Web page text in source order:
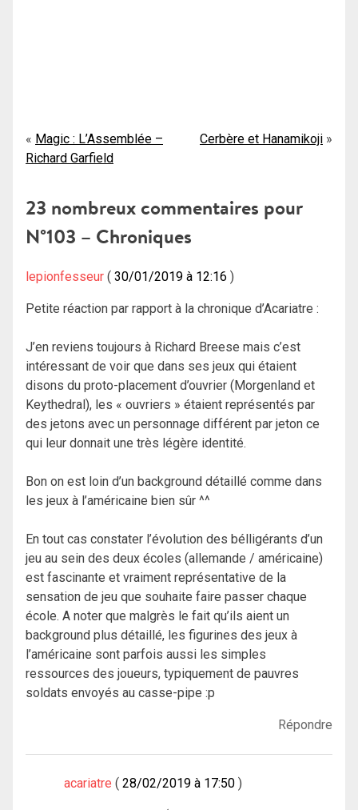
Navigation
de
l’article
Magic : L’Assemblée –
Richard Garfield
Cerbère et Hanamikoji
23 nombreux commentaires pour
N°103 – Chroniques
lepionfesseur 30/01/2019 à 12:16
Petite réaction par rapport à la chronique d’Acariatre :
J’en reviens toujours à Richard Breese mais c’est
intéressant de voir que dans ses jeux qui étaient
disons du proto-placement d’ouvrier (Morgenland et
Keythedral), les « ouvriers » étaient représentés par
des jetons avec un personnage différent par jeton ce
qui leur donnait une très légère identité.
Bon on est loin d’un background détaillé comme dans
les jeux à l’américaine bien sûr ^^
En tout cas constater l’évolution des bélligérants d’un
jeu au sein des deux écoles (allemande / américaine)
est fascinante et vraiment représentative de la
sensation de jeu que souhaite faire passer chaque
école. A noter que malgrès le fait qu’ils aient un
background plus détaillé, les figurines des jeux à
l’américaine sont parfois aussi les simples
ressources des joueurs, typiquement de pauvres
soldats envoyés au casse-pipe :p
Répondre
acariatre 28/02/2019 à 17:50